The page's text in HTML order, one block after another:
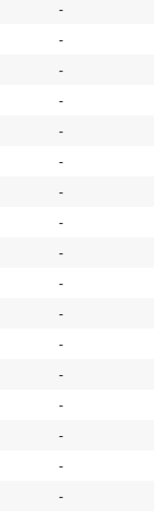
-
-
-
-
-
-
-
-
-
-
-
-
-
-
-
-
-